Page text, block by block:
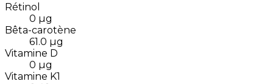
Rétinol
0 µg
Bêta-carotène
61.0 µg
Vitamine D
0 µg
Vitamine K1